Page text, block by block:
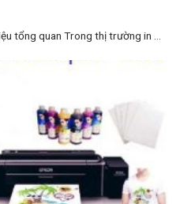
tổng quan Trong thị trường in ...